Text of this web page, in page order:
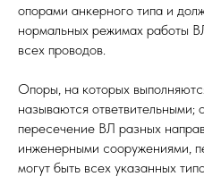
опорами анкерного типа и
нормальных режимах работы
всех проводов.
Опоры, на которых
называются ответвительными;
пересечение ВЛ разных
инженерными сооружениями,
могут быть всех указанных